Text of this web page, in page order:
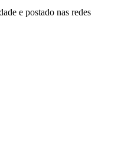
e postado nas redes